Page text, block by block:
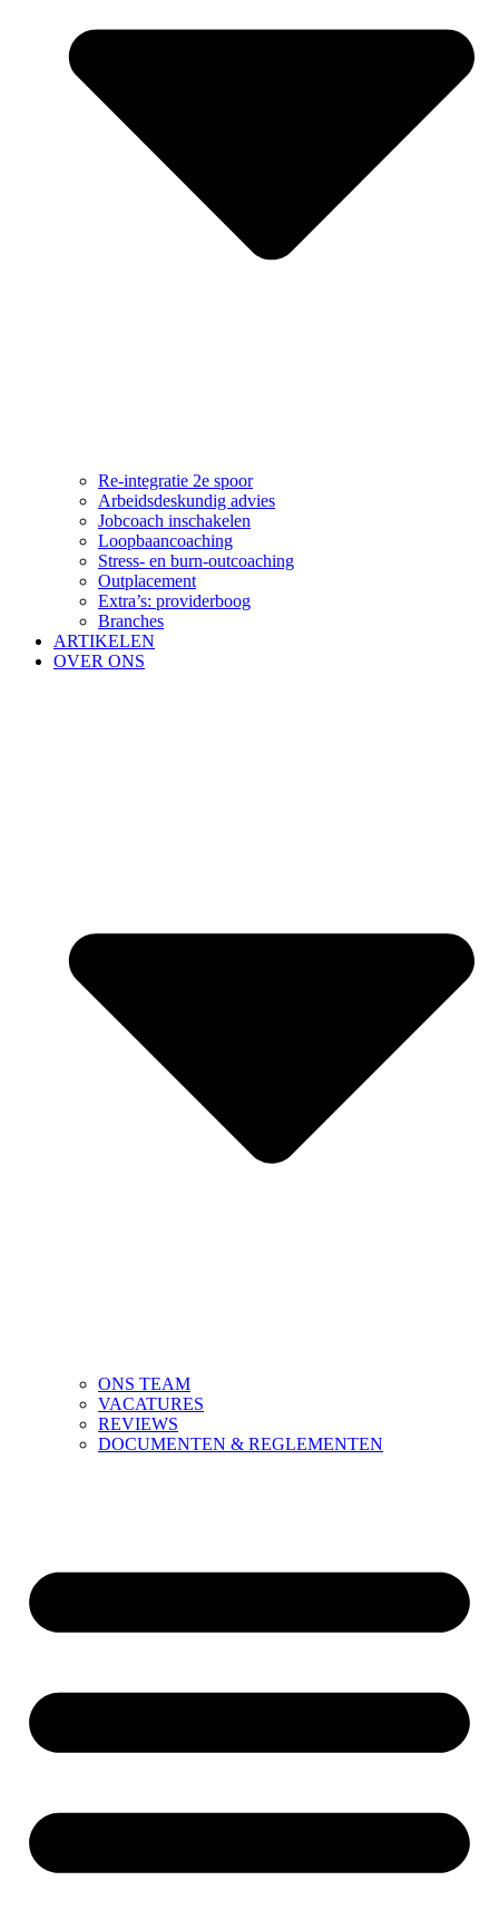
Re-integratie 2e spoor
Arbeidsdeskundig advies
Jobcoach inschakelen
Loopbaancoaching
Stress- en burn-outcoaching
Outplacement
Extra’s: providerboog
Branches
ARTIKELEN
OVER ONS
ONS TEAM
VACATURES
REVIEWS
DOCUMENTEN & REGLEMENTEN